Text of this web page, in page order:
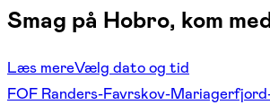
Smag på Hobro, kom
Læs mereVælg dato og tid
FOF Randers-Favrskov-